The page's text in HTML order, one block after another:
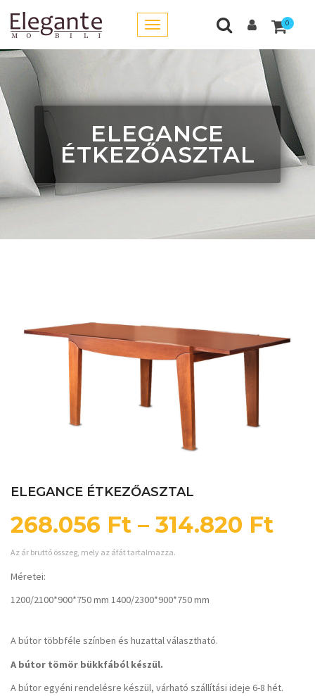
0
ELEGANCE
ÉTKEZŐASZTAL
ELEGANCE ÉTKEZŐASZTAL
268.056 Ft – 314.820 Ft
Az ár bruttó összeg, mely az áfát tartalmazza.
Méretei:
1200/2100*900*750 mm 1400/2300*900*750 mm
A bútor többféle színben és huzattal választható.
A bútor tömör bükkfából készül.
A bútor egyéni rendelésre készül, várható szállítási ideje 6-8 hét.